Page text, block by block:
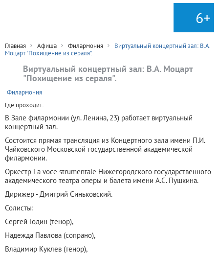
6+
Главная Афиша Филармония
Виртуальный концертный зал: В.А.
Моцарт "Похищение из сераля".
Виртуальный концертный зал: В.А. Моцарт
"Похищение из сераля".
Филармония
Где проходит:
В Зале филармонии (ул. Ленина, 23) работает виртуальный
концертный зал.
Состоится прямая трансляция из Концертного зала имени П.И.
Чайковского Московской государственной академической
филармонии.
Оркестр La voce strumentale Нижегородского государственного
академического театра оперы и балета имени А.С. Пушкина.
Дирижер - Дмитрий Синьковский.
Солисты:
Сергей Годин (тенор),
Надежда Павлова (сопрано),
Владимир Куклев (тенор),